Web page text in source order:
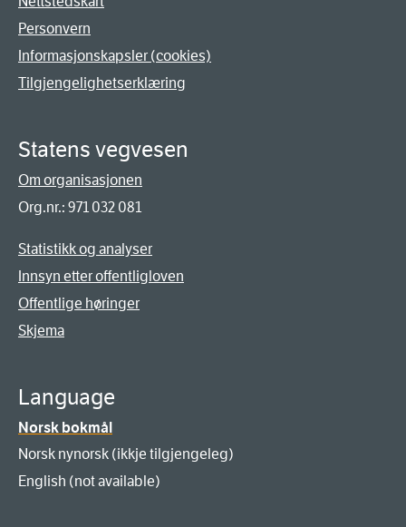
Personvern
Informasjonskapsler (cookies)
Tilgjengelighetserklæring
Statens vegvesen
Om organisasjonen
Org.nr.: 971 032 081
Statistikk og analyser
Innsyn etter offentligloven
Offentlige høringer
Skjema
Language
Norsk bokmål
Norsk nynorsk (ikkje tilgjengeleg)
English (not available)